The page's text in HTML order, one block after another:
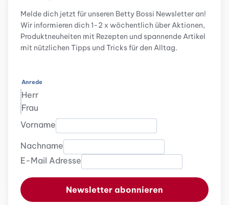
Melde dich jetzt für unseren Betty Bossi Newsletter an!
Wir informieren dich 1-2 x wöchentlich über Aktionen,
Produktneuheiten mit Rezepten und spannende Artikel
mit nützlichen Tipps und Tricks für den Alltag.
Anrede
Herr
Frau
Vorname
Nachname
E-Mail Adresse
Newsletter abonnieren